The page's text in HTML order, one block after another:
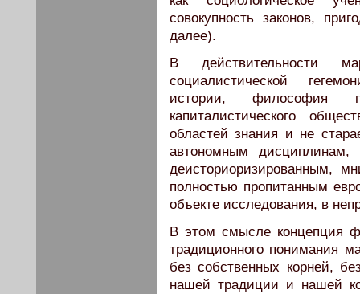
совокупность законов,
далее).
В действительности
социалистической
истории, философия
капиталистического
областей знания и не
автономным дисциплинам,
деисториоризированным,
полностью пропитанным
объекте исследования, в
В этом смысле концепция
традиционного понимания
без собственных корней,
нашей традиции и нашей